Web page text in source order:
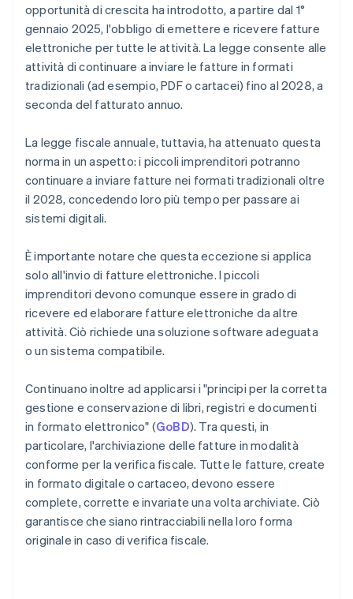
opportunità di crescita ha introdotto, a partire dal 1°
gennaio 2025, l'obbligo di emettere e ricevere fatture
elettroniche per tutte le attività. La legge consente alle
attività di continuare a inviare le fatture in formati
tradizionali (ad esempio, PDF o cartacei) fino al 2028, a
seconda del fatturato annuo.
La legge fiscale annuale, tuttavia, ha attenuato questa
norma in un aspetto: i piccoli imprenditori potranno
continuare a inviare fatture nei formati tradizionali oltre
il 2028, concedendo loro più tempo per passare ai
sistemi digitali.
È importante notare che questa eccezione si applica
solo all'invio di fatture elettroniche. I piccoli
imprenditori devono comunque essere in grado di
ricevere ed elaborare fatture elettroniche da altre
attività. Ciò richiede una soluzione software adeguata
o un sistema compatibile.
Continuano inoltre ad applicarsi i "principi per la corretta
gestione e conservazione di libri, registri e documenti
in formato elettronico" (GoBD). Tra questi, in
particolare, l'archiviazione delle fatture in modalità
conforme per la verifica fiscale. Tutte le fatture, create
in formato digitale o cartaceo, devono essere
complete, corrette e invariate una volta archiviate. Ciò
garantisce che siano rintracciabili nella loro forma
originale in caso di verifica fiscale.